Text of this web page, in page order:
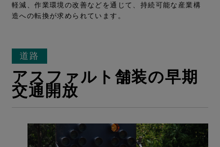
軽減、作業環境の改善などを通じて、持続可能な産業構
造への転換が求められています。
道路
アスファルト舗装の早期
交通開放